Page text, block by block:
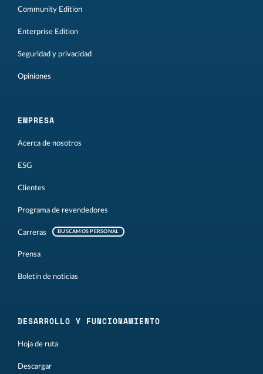
Community Edition
Enterprise Edition
Seguridad y privacidad
Opiniones
EMPRESA
Acerca de nosotros
ESG
Clientes
Programa de revendedores
Carreras BUSCAMOS PERSONAL
Prensa
Boletín de noticias
DESARROLLO Y FUNCIONAMIENTO
Hoja de ruta
Descargar